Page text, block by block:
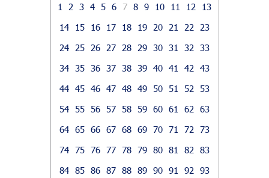
1 2 3 4 5 6 7 8 9 10 11 12
13
14
15 16 17 18 19 20 21 22
23
24
25 26 27 28 29 30 31 32
33
34 35 36 37 38 39 40 41 42
43
44 45 46 47 48 49 50 51 52
53
54 55 56 57 58 59 60 61 62
63
64 65 66 67 68 69 70 71 72
73
74 75 76 77 78 79 80 81 82
83
84 85 86 87 88 89 90 91 92
93